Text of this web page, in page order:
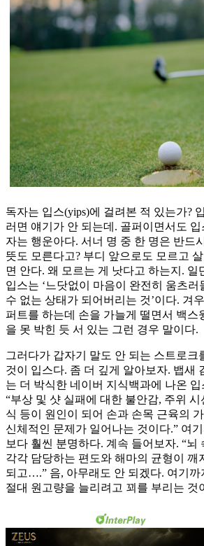
독자는 입스(yips)에 걸려본 적 있는가?
러면 얘기가 안 되는데. 골퍼이면서도
자는 행운아다. 서너 명 중 한 명은 반드
뜻도 모른다고? 부디 앞으로도 모르고
면 안다. 왜 모르는 게 낫다고 하는지. 일
입스는 ‘느닷없이 마음이 완전히 움츠
수 없는 상태가 되어버리는 것’이다. 겨
퍼트를 하는데 손을 가늘게 떨면서 백스
을 못 박힌 듯 서 있는 그런 경우 말이다.
그러다가 갑자기 말도 안 되는 스트로크
것이 입스다. 좀 더 깊게 알아보자. 뱁새
는 더 박식한 네이버 지식백과에 나온
“부상 및 샷 실패에 대한 불안감, 주위 시
식 등이 원인이 되어 손과 손목 근육의
신체적인 문제가 일어나는 것이다.” 여
보다 훨씬 분명하다. 계속 들어보자. “뇌
각각 담당하는 편도와 해마의 균형이 깨
되고….” 음, 아무래도 안 되겠다. 여기까
절대 원고량을 늘리려고 꾀를 부리는 것